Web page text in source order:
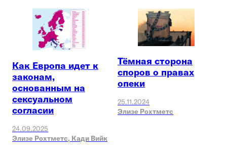
Как Европа идет к
законам,
основанным на
сексуальном
согласии
24.09.2025
Элизе Рохтметс, Кади Вийк
Тёмная сторона
споров о правах
опеки
25.11.2024
Элизе Рохтметс